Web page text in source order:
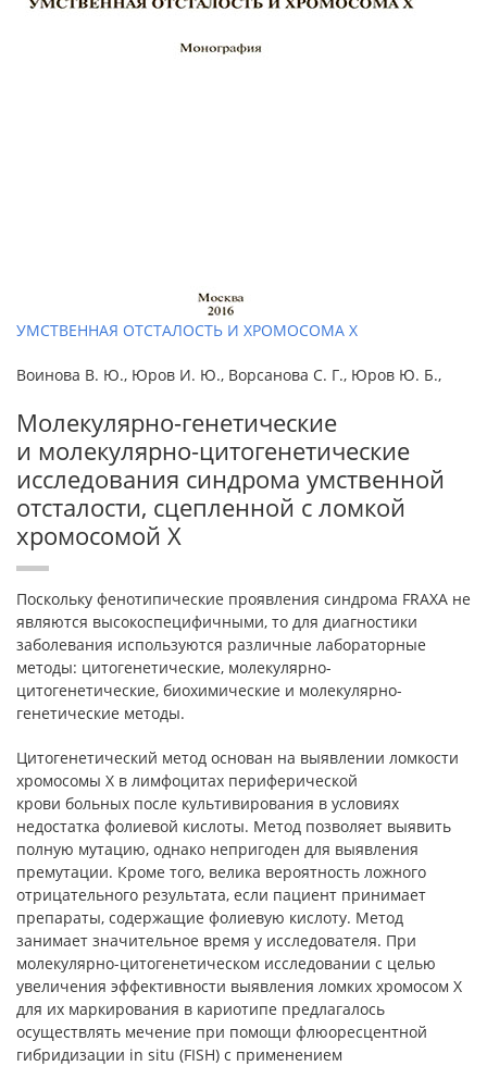
УМСТВЕННАЯ ОТСТАЛОСТЬ И ХРОМОСОМА Х
Воинова В. Ю., Юров И. Ю., Ворсанова С. Г., Юров Ю. Б.,
Молекулярно-генетические
и молекулярно-цитогенетические
исследования синдрома умственной
отсталости, сцепленной с ломкой
хромосомой Х
Поскольку фенотипические проявления синдрома FRAXA не
являются высокоспецифичными, то для диагностики
заболевания используются различные лабораторные
методы: цитогенетические, молекулярно-
цитогенетические, биохимические и молекулярно-
генетические методы.
Цитогенетический метод основан на выявлении ломкости
хромосомы Х в лимфоцитах периферической
крови больных после культивирования в условиях
недостатка фолиевой кислоты. Метод позволяет выявить
полную мутацию, однако непригоден для выявления
премутации. Кроме того, велика вероятность ложного
отрицательного результата, если пациент принимает
препараты, содержащие фолиевую кислоту. Метод
занимает значительное время у исследователя. При
молекулярно-цитогенетическом исследовании с целью
увеличения эффективности выявления ломких хромосом Х
для их маркирования в кариотипе предлагалось
осуществлять мечение при помощи флюоресцентной
гибридизации in situ (FISH) с применением